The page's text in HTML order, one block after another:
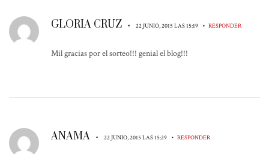
GLORIA CRUZ • 22 JUNIO, 2015 LAS 15:19 • RESPONDER
Mil gracias por el sorteo!!! genial el blog!!!
ANAMA • 22 JUNIO, 2015 LAS 15:29 • RESPONDER